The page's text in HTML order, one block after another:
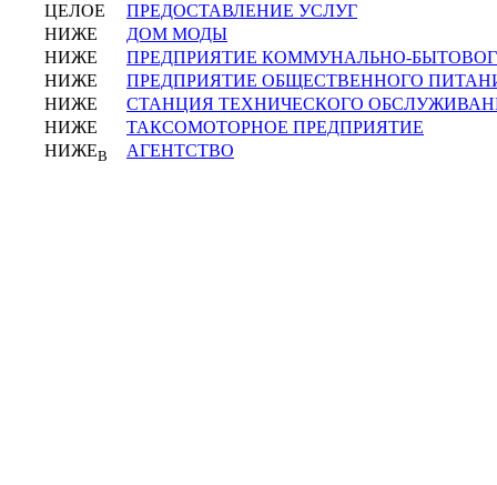
ЦЕЛОЕ
ПРЕДОСТАВЛЕНИЕ УСЛУГ
НИЖЕ
ДОМ МОДЫ
НИЖЕ
ПРЕДПРИЯТИЕ КОММУНАЛЬНО-
НИЖЕ
ПРЕДПРИЯТИЕ ОБЩЕСТВЕННОГО
НИЖЕ
СТАНЦИЯ ТЕХНИЧЕСКОГО
НИЖЕ
ТАКСОМОТОРНОЕ ПРЕДПРИЯТИЕ
НИЖЕВ АГЕНТСТВО